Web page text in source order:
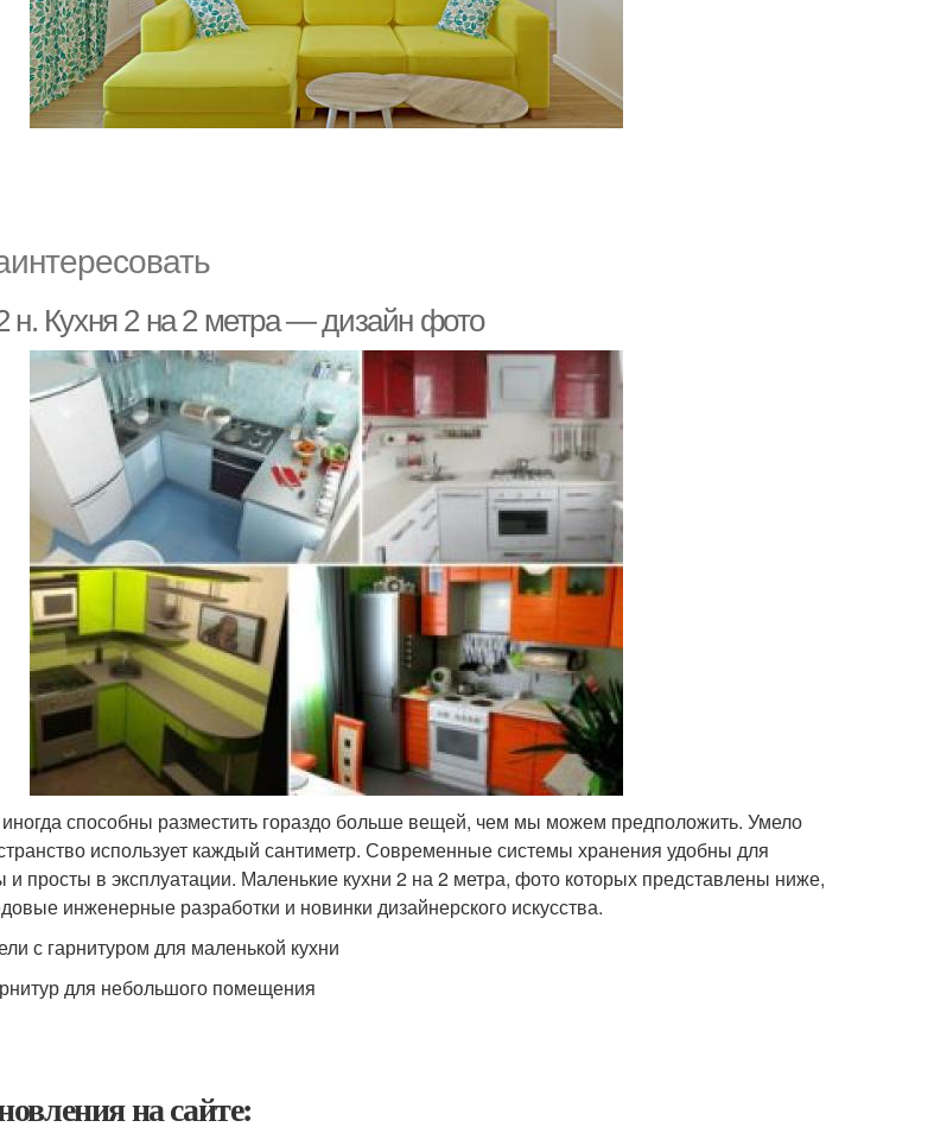
н. Кухня 2 на 2 метра — дизайн фото
способны разместить гораздо больше вещей, чем мы можем предположить. Умело
использует каждый сантиметр. Современные системы хранения удобны для
и просты в эксплуатации. Маленькие кухни 2 на 2 метра, фото которых представлены ниже,
инженерные разработки и новинки дизайнерского искусства.
с гарнитуром для маленькой кухни
для небольшого помещения
на сайте: